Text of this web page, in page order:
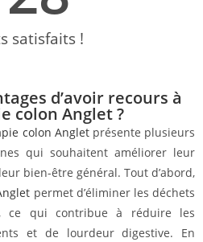
satisfaits !
d’avoir recours à
colon Anglet ?
colon Angletprésente plusieurs
qui souhaitent améliorer leur
bien-être général. Tout d’abord,
permet d’éliminer les déchets
ce qui contribue à réduire les
et de lourdeur digestive. En